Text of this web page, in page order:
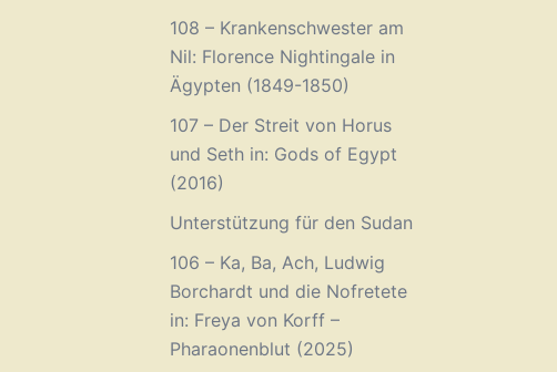
108 – Krankenschwester am
Nil: Florence Nightingale in
Ägypten (1849-1850)
107 – Der Streit von Horus
und Seth in: Gods of Egypt
(2016)
Unterstützung für den Sudan
106 – Ka, Ba, Ach, Ludwig
Borchardt und die Nofretete
in: Freya von Korff –
Pharaonenblut (2025)